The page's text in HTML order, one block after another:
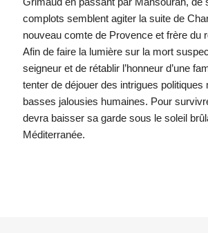
complots semblent agiter la suite de
nouveau comte de Provence et frère du
Afin de faire la lumière sur la mort
seigneur et de rétablir l’honneur d’une
tenter de déjouer des intrigues politiques
basses jalousies humaines. Pour
devra baisser sa garde sous le soleil
Méditerranée.